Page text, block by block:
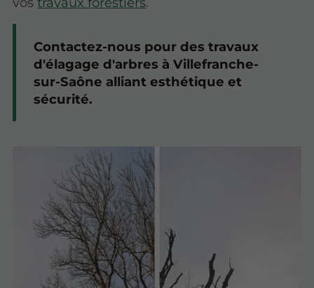
Contactez-nous pour des travaux
d'élagage d'arbres à Villefranche-
sur-Saône alliant esthétique et
sécurité.